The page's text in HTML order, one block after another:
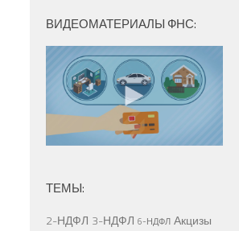
ВИДЕОМАТЕРИАЛЫ ФНС:
ТЕМЫ:
2-НДФЛ 3-НДФЛ 6-НДФЛ Акцизы